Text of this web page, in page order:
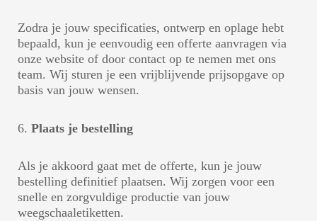
Zodra je jouw specificaties, ontwerp en oplage hebt
bepaald, kun je eenvoudig een offerte aanvragen via
onze website of door contact op te nemen met ons
team. Wij sturen je een vrijblijvende prijsopgave op
basis van jouw wensen.
6. Plaats je bestelling
Als je akkoord gaat met de offerte, kun je jouw
bestelling definitief plaatsen. Wij zorgen voor een
snelle en zorgvuldige productie van jouw
weegschaaletiketten.